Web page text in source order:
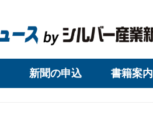
新聞の申込 書籍案内